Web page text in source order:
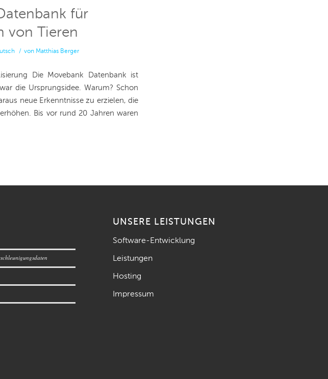
für
von Tieren
/ von Matthias Berger
Die Movebank Datenbank ist
die Ursprungsidee. Warum? Schon
neue Erkenntnisse zu erzielen, die
Bis vor rund 20 Jahren waren
UNSERE LEISTUNGEN
Software-Entwicklung
Leistungen
Hosting
Impressum